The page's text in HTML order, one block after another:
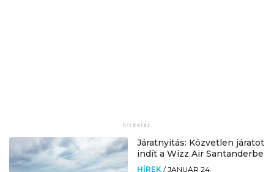
Járatnyitás: Közvetlen járatot
indít a Wizz Air Santanderbe
HÍREK /JANUÁR 24.